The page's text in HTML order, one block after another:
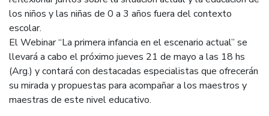
los niños y las niñas de 0 a 3 años fuera del contexto
escolar.
El Webinar “La primera infancia en el escenario actual” se
llevará a cabo el próximo jueves 21 de mayo a las 18 hs
(Arg.) y contará con destacadas especialistas que ofrecerán
su mirada y propuestas para acompañar a los maestros y
maestras de este nivel educativo.